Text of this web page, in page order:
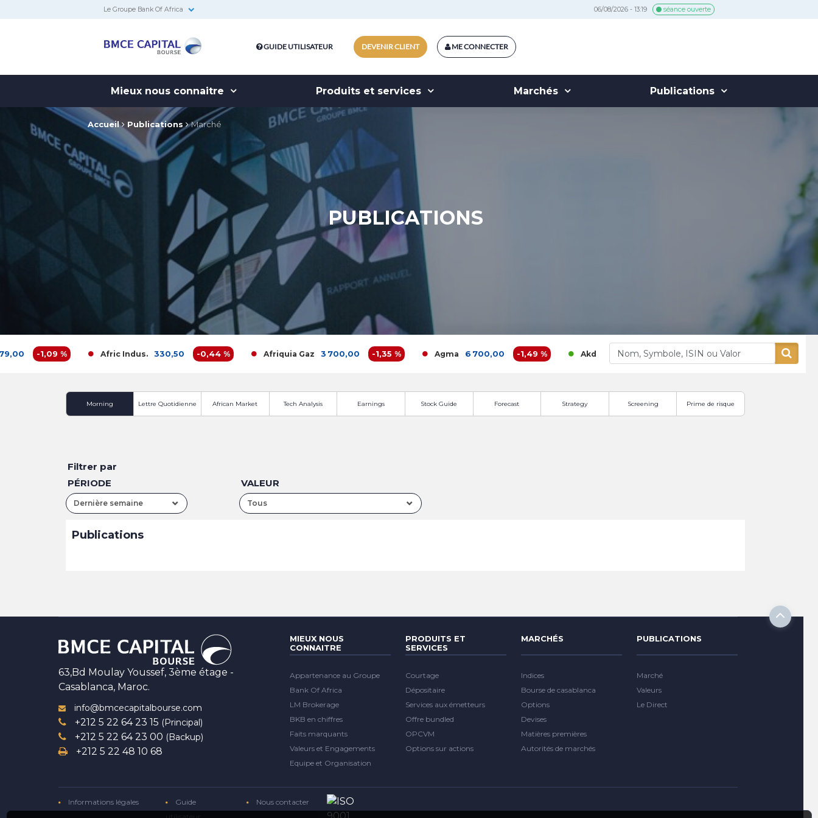
Le Groupe Bank Of Africa 06/08/2026 - 13:19 séance ouverte
Bourse
ME CONNECTER
DEVENIR CLIENT
GUIDE UTILISATEUR
Mieux nous connaitre Produits et services Marchés Publications
Accueil Publications Marché
PUBLICATIONS
-1,09 % Afric Indus. 330,50 -0,44 % Afriquia Gaz 3 700,00 -1,35 % Agma 6 700,00 -1,49 % Akdital 1 141,00 0,09 % Alliances 380,00
Morning Lettre Quotidienne African Market Tech Analysis Earnings Stock Guide Forecast Strategy Screening Prime de risque
Filtrer par
PÉRIODE
Dernière semaine
VALEUR
Tous
Publications
63,Bd Moulay Youssef, 3ème étage -
Casablanca, Maroc.
info@bmcecapitalbourse.com
+212 5 22 64 23 15 (Principal)
+212 5 22 64 23 00 (Backup)
+212 5 22 48 10 68
MIEUX NOUS
CONNAITRE
Appartenance au Groupe
Bank Of Africa
LM Brokerage
BKB en chiffres
Faits marquants
Valeurs et Engagements
Equipe et Organisation
PRODUITS ET
SERVICES
Courtage
Dépositaire
Services aux émetteurs
Offre bundled
OPCVM
Options sur actions
MARCHÉS
Indices
Bourse de casablanca
Options
Devises
Matières premières
Autorités de marchés
PUBLICATIONS
Marché
Valeurs
Le Direct
Informations légales
Guide
Nous contacter